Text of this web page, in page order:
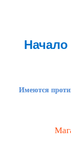
Начало
Имеются